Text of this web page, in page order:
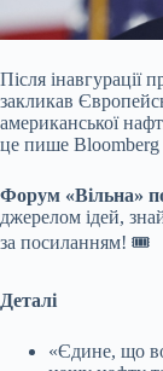
Після
закликав
американської
це пише Bloomberg
Форум «Вільна»
джерелом ідей,
за посиланням! 🎟
Деталі
«Єдине, що